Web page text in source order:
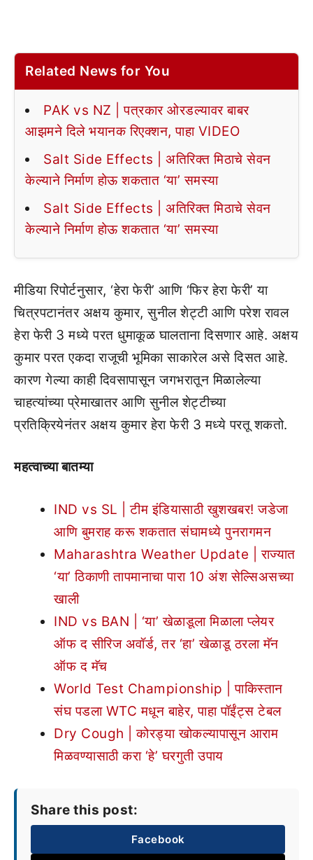
Related News for You
PAK vs NZ | पत्रकार ओरडल्यावर बाबर
आझमने दिले भयानक रिएक्शन, पाहा VIDEO
Salt Side Effects | अतिरिक्त मिठाचे सेवन
केल्याने निर्माण होऊ शकतात ‘या’ समस्या
Salt Side Effects | अतिरिक्त मिठाचे सेवन
केल्याने निर्माण होऊ शकतात ‘या’ समस्या
मीडिया रिपोर्टनुसार, ‘हेरा फेरी’ आणि ‘फिर हेरा फेरी’ या
चित्रपटानंतर अक्षय कुमार, सुनील शेट्टी आणि परेश रावल
हेरा फेरी 3 मध्ये परत धुमाकूळ घालताना दिसणार आहे. अक्षय
कुमार परत एकदा राजूची भूमिका साकारेल असे दिसत आहे.
कारण गेल्या काही दिवसापासून जगभरातून मिळालेल्या
चाहत्यांच्या प्रेमाखातर आणि सुनील शेट्टीच्या
प्रतिक्रियेनंतर अक्षय कुमार हेरा फेरी 3 मध्ये परतू शकतो.
महत्वाच्या बातम्या
IND vs SL | टीम इंडियासाठी खुशखबर! जडेजा
आणि बुमराह करू शकतात संघामध्ये पुनरागमन
Maharashtra Weather Update | राज्यात
‘या’ ठिकाणी तापमानाचा पारा 10 अंश सेल्सिअसच्या
खाली
IND vs BAN | ‘या’ खेळाडूला मिळाला प्लेयर
ऑफ द सीरिज अवॉर्ड, तर ‘हा’ खेळाडू ठरला मॅन
ऑफ द मॅच
World Test Championship | पाकिस्तान
संघ पडला WTC मधून बाहेर, पाहा पॉईंट्स टेबल
Dry Cough | कोरड्या खोकल्यापासून आराम
मिळवण्यासाठी करा ‘हे’ घरगुती उपाय
Share this post:
Facebook